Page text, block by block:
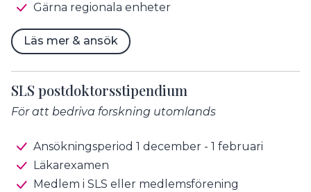
Gärna regionala enheter
Läs mer & ansök
SLS postdoktorsstipendium
För att bedriva forskning utomlands
Ansökningsperiod 1 december - 1 februari
Läkarexamen
Medlem i SLS eller medlemsförening